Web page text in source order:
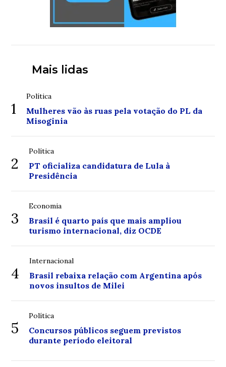
Mais lidas
1
Política
Mulheres vão às ruas pela votação do PL da
Misoginia
2
Política
PT oficializa candidatura de Lula à
Presidência
3
Economia
Brasil é quarto país que mais ampliou
turismo internacional, diz OCDE
4
Internacional
Brasil rebaixa relação com Argentina após
novos insultos de Milei
5
Política
Concursos públicos seguem previstos
durante período eleitoral